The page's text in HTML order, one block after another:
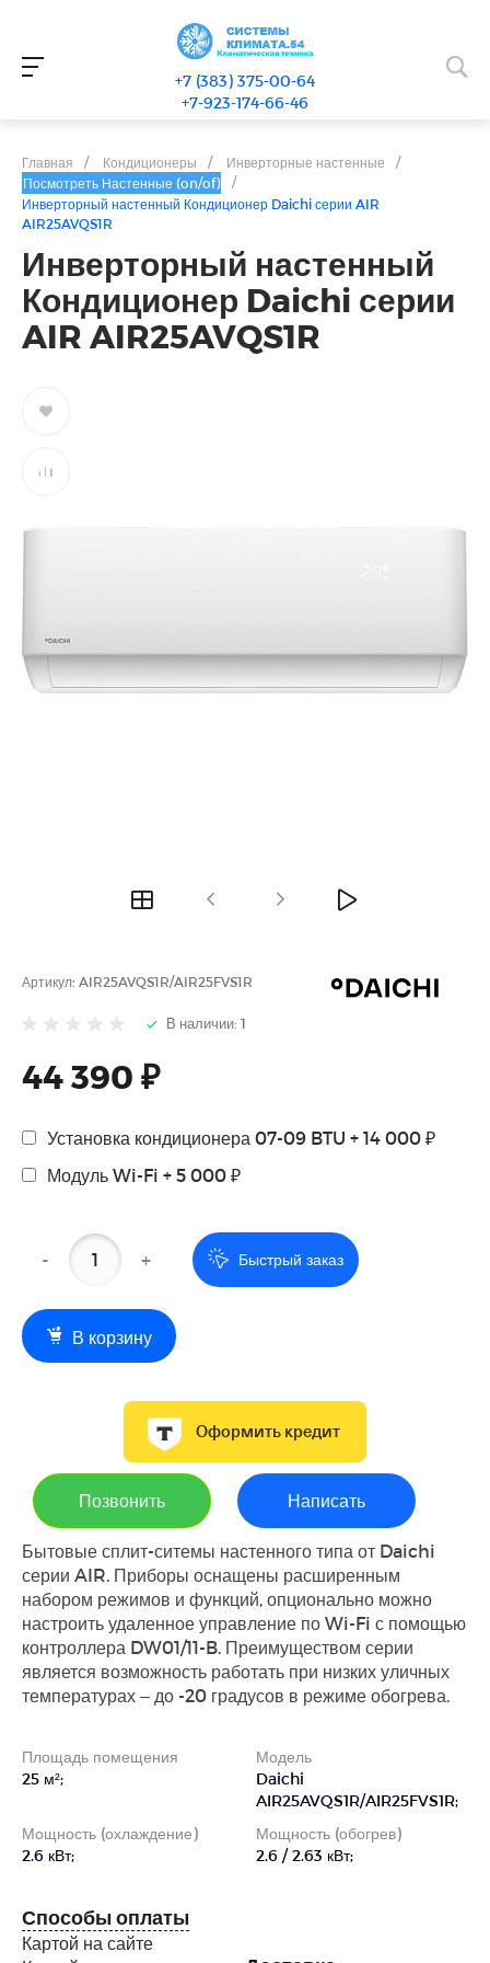
+7 (383) 375-00-64
+7-923-174-66-46
Главная / Кондиционеры / Инверторные настенные
/
Посмотреть Настенные (on/of)
/
Инверторный настенный Кондиционер Daichi серии AIR
AIR25AVQS1R
Инверторный настенный
Кондиционер Daichi серии
AIR AIR25AVQS1R
Артикул: AIR25AVQS1R/AIR25FVS1R
В наличии: 1
44 390 ₽
Установка кондиционера 07-09 BTU + 14 000 ₽
Модуль Wi-Fi + 5 000 ₽
- + Быстрый заказ
В корзину
Оформить кредит
Позвонить Написать
Бытовые сплит-ситемы настенного типа от Daichi
серии AIR. Приборы оснащены расширенным
набором режимов и функций, опционально можно
настроить удаленное управление по Wi-Fi с помощью
контроллера DW01/11-B. Преимуществом серии
является возможность работать при низких уличных
температурах – до -20 градусов в режиме обогрева.
Площадь помещения
25 м²;
Модель
Daichi
AIR25AVQS1R/AIR25FVS1R;
Мощность (охлаждение)
2.6 кВт;
Мощность (обогрев)
2.6 / 2.63 кВт;
Способы оплаты
Картой на сайте